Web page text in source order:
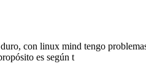
con linux mind tengo
es según t